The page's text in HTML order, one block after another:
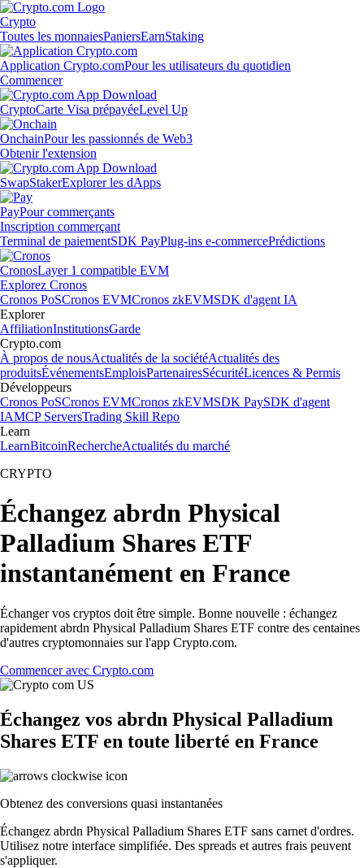
Crypto
Toutes les monnaiesPaniersEarnStaking
Application Crypto.comPour les utilisateurs du quotidien
Commencer
CryptoCarte Visa prépayéeLevel Up
OnchainPour les passionnés de Web3
Obtenir l'extension
SwapStakerExplorer les dApps
PayPour commerçants
Inscription commerçant
Terminal de paiementSDK PayPlug-ins e-commercePrédictions
CronosLayer 1 compatible EVM
Explorez Cronos
Cronos PoSCronos EVMCronos zkEVMSDK d'agent IA
Explorer
AffiliationInstitutionsGarde
Crypto.com
À propos de nousActualités de la sociétéActualités des
produitsÉvénementsEmploisPartenairesSécuritéLicences & Permis
Développeurs
Cronos PoSCronos EVMCronos zkEVMSDK PaySDK d'agent
IAMCP ServersTrading Skill Repo
Learn
LearnBitcoinRechercheActualités du marché
CRYPTO
Échangez abrdn Physical
Palladium Shares ETF
instantanément en France
Échanger vos cryptos doit être simple. Bonne nouvelle : échangez
rapidement abrdn Physical Palladium Shares ETF contre des centaines
d'autres cryptomonnaies sur l'app Crypto.com.
Commencer avec Crypto.com
Échangez vos abrdn Physical Palladium
Shares ETF en toute liberté en France
Obtenez des conversions quasi instantanées
Échangez abrdn Physical Palladium Shares ETF sans carnet d'ordres.
Utilisez notre interface simplifiée. Des spreads et autres frais peuvent
s'appliquer.